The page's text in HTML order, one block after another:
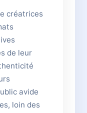
créatrices
de leur
avide
loin des